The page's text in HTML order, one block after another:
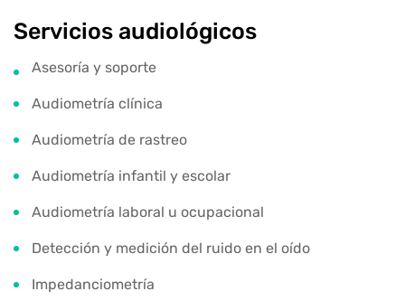
Servicios audiológicos
Asesoría y soporte
Audiometría clínica
Audiometría de rastreo
Audiometría infantil y escolar
Audiometría laboral u ocupacional
Detección y medición del ruido en el oído
Impedanciometría